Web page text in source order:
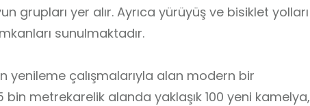
grupları yer alır. Ayrıca yürüyüş ve bisiklet yolları
sunulmaktadır.
yenileme çalışmalarıyla alan modern bir
metrekarelik alanda yaklaşık 100 yeni kamelya,